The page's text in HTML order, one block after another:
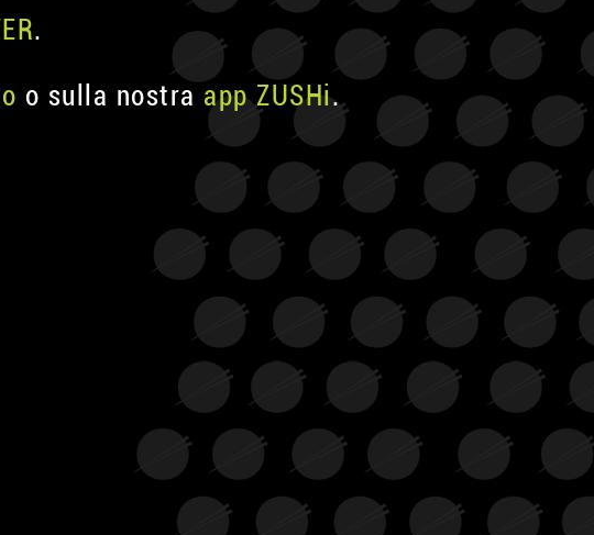
.
o sulla nostra app ZUSHi.